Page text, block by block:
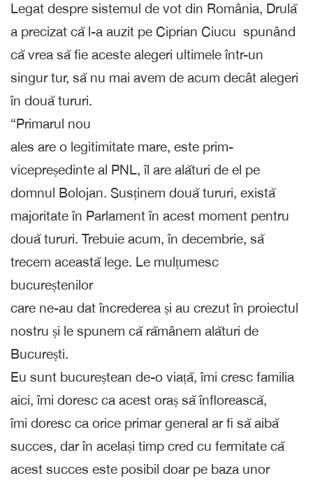
Legat despre sistemul de vot din România, Drulă
a precizat că l-a auzit pe Ciprian Ciucu spunând
că vrea să fie aceste alegeri ultimele într-un
singur tur, să nu mai avem de acum decât alegeri
în două tururi.
“Primarul nou
ales are o legitimitate mare, este prim-
vicepreședinte al PNL, îl are alături de el pe
domnul Bolojan. Susținem două tururi, există
majoritate în Parlament în acest moment pentru
două tururi. Trebuie acum, în decembrie, să
trecem această lege. Le mulțumesc
bucureștenilor
care ne-au dat încrederea și au crezut în proiectul
nostru și le spunem că rămânem alături de
București.
Eu sunt bucureștean de-o viață, îmi cresc familia
aici, îmi doresc ca acest oraș să înflorească,
îmi doresc ca orice primar general ar fi să aibă
succes, dar în același timp cred cu fermitate că
acest succes este posibil doar pe baza unor